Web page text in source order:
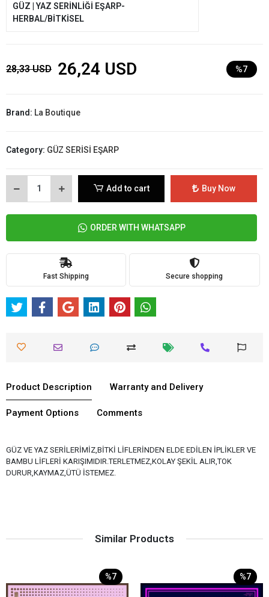
GÜZ | YAZ SERİNLİĞİ EŞARP-
HERBAL/BİTKİSEL
28,33 USD 26,24 USD %7
Brand: La Boutique
Category: GÜZ SERİSİ EŞARP
Add to cart Buy Now
ORDER WITH WHATSAPP
Fast Shipping Secure shopping
Product Description Warranty and Delivery
Payment Options Comments
GÜZ VE YAZ SERİLERİMİZ,BİTKİ LİFLERİNDEN ELDE EDİLEN İPLİKLER VE
BAMBU LİFLERİ KARIŞIMIDIR.TERLETMEZ,KOLAY ŞEKİL ALIR,TOK
DURUR,KAYMAZ,ÜTÜ İSTEMEZ.
Similar Products
%7 %7